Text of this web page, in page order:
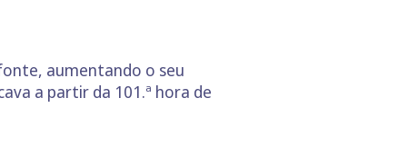
aumentando o seu
a partir da 101.ª hora de